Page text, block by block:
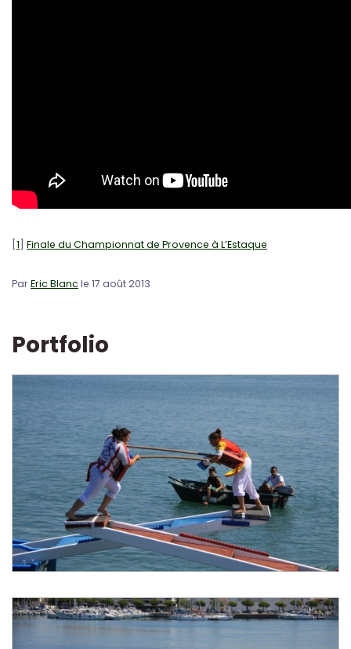
1 Finale du Championnat de Provence à L’Estaque
ParEric Blanc le 17 août 2013
Portfolio